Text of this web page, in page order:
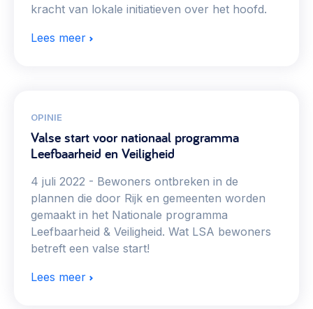
kracht van lokale initiatieven over het hoofd.
Lees meer
OPINIE
Valse start voor nationaal programma
Leefbaarheid en Veiligheid
4 juli 2022
Bewoners ontbreken in de
plannen die door Rijk en gemeenten worden
gemaakt in het Nationale programma
Leefbaarheid & Veiligheid. Wat LSA bewoners
betreft een valse start!
Lees meer